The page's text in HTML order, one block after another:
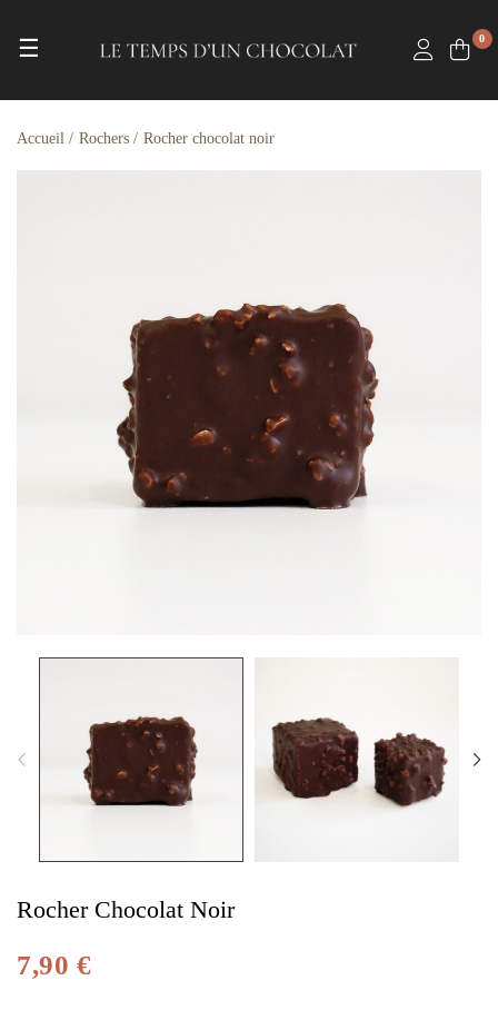
Basculer la navigation
☰ 0
Accueil Rochers Rocher chocolat noir
Rocher Chocolat Noir
7,90 €